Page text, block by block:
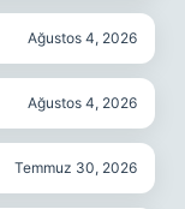
Ağustos 4, 2026
Ağustos 4, 2026
Temmuz 30, 2026